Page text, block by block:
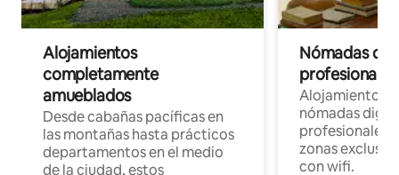
Alojamientos
completamente
amueblados
Desde cabañas pacíficas en
las montañas hasta prácticos
departamentos en el medio
de la ciudad, estos
Nómadas
Alojamientos
nómadas
profesionales
zonas
con wifi.